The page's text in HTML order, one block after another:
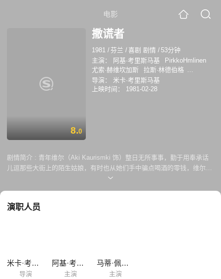
电影
8.0
撒谎者
1981 / 芬兰 /喜剧 剧情 / 53分钟
主演：
阿基·考里斯马基
PirkkoHmlinen
尤索·赫维坎加斯
拉斯·林德伯格
EsaSirkkunen
JukkaJrvel
MarjaHeiskanen
马蒂·佩龙帕
Sirkkunen
Jukka Jrvel
Marja Heiskanen
Mikko Mattila
Taina Nystrm
导演：
米卡·考里斯马基
上映时间：
1981-02-28
剧情简介 : 青年维尔（Aki Kaurismki 饰）整日无所事事，勤于用奉承话
儿逗那些大街上的陌生姑娘，有时也从她们手中骗点喝酒的零钱，维尔的
主要收入来源于各式朋友、熟人，他用各种谎话借钱之余，也和几个浪荡
家的责任，二人生活到了同一屋檐下，但维尔毫无改变，执着于自己那发
演职人员
米卡·考里斯马基
导演
阿基·考里斯马基
主演
马蒂·佩龙帕
主演